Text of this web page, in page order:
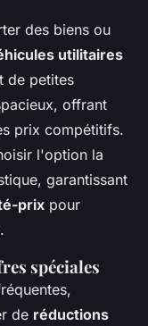
des biens ou
utilitaires
de petites
offrant
prix compétitifs.
l'option la
garantissant
prix pour
spéciales
de réductions